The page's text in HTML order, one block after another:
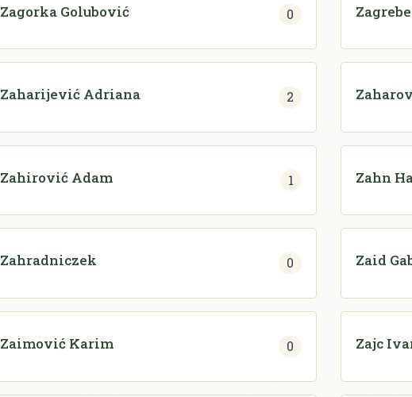
Zagorka Golubović 0
Zaharijević Adriana 2
Zahirović Adam 1 Zahn
Zahradniczek 0 Zaid
Zaimović Karim 0 Zajc